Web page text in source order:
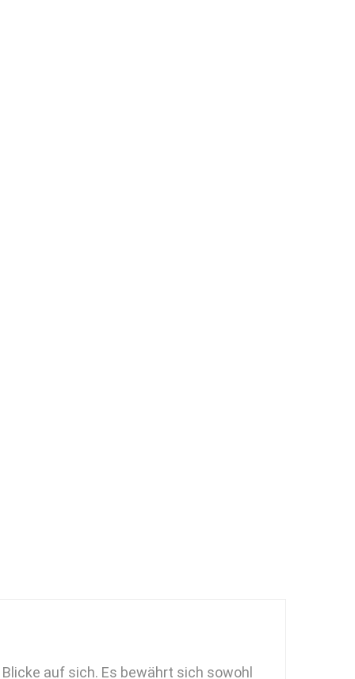
auf sich. Es bewährt sich sowohl